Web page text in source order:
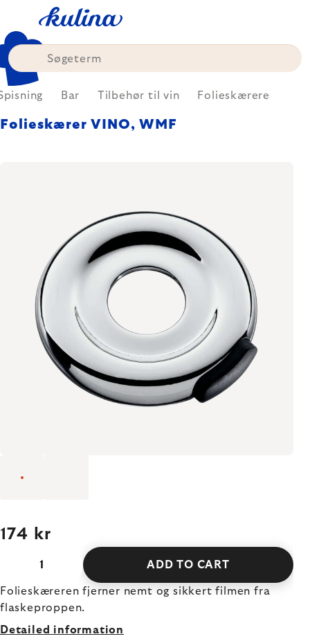
content
Bar Tilbehør til vin Folieskærere
Folieskærer VINO, WMF
174 kr
ADD TO CART
Folieskæreren fjerner nemt og sikkert filmen fra
flaskeproppen.
Detailed information